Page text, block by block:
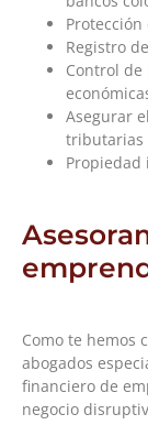
Registro
Control
Asegurar
tributarias
Propiedad
Como te hemos
abogados
financiero de
negocio